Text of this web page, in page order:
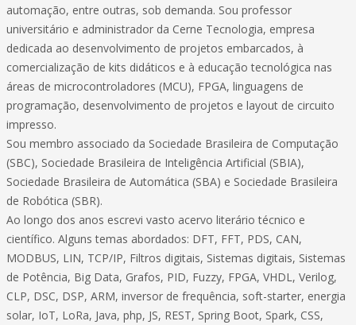
automação, entre outras, sob demanda. Sou professor
universitário e administrador da Cerne Tecnologia, empresa
dedicada ao desenvolvimento de projetos embarcados, à
comercialização de kits didáticos e à educação tecnológica nas
áreas de microcontroladores (MCU), FPGA, linguagens de
programação, desenvolvimento de projetos e layout de circuito
impresso.
Sou membro associado da Sociedade Brasileira de Computação
(SBC), Sociedade Brasileira de Inteligência Artificial (SBIA),
Sociedade Brasileira de Automática (SBA) e Sociedade Brasileira
de Robótica (SBR).
Ao longo dos anos escrevi vasto acervo literário técnico e
científico. Alguns temas abordados: DFT, FFT, PDS, CAN,
MODBUS, LIN, TCP/IP, Filtros digitais, Sistemas digitais, Sistemas
de Potência, Big Data, Grafos, PID, Fuzzy, FPGA, VHDL, Verilog,
CLP, DSC, DSP, ARM, inversor de frequência, soft-starter, energia
solar, IoT, LoRa, Java, php, JS, REST, Spring Boot, Spark, CSS,